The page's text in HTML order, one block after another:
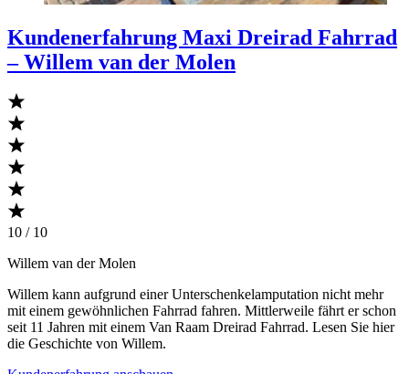
Kundenerfahrung Maxi Dreirad Fahrrad
– Willem van der Molen
10 / 10
Willem van der Molen
Willem kann aufgrund einer Unterschenkelamputation nicht mehr
mit einem gewöhnlichen Fahrrad fahren. Mittlerweile fährt er schon
seit 11 Jahren mit einem Van Raam Dreirad Fahrrad. Lesen Sie hier
die Geschichte von Willem.